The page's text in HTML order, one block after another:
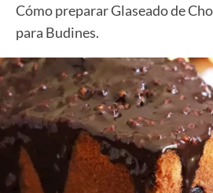
Cómo preparar Glaseado de
para Budines.